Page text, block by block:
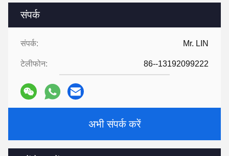
संपर्क
संपर्क: Mr. LIN
टेलीफोन: 86--13192099222
अभी संपर्क करें